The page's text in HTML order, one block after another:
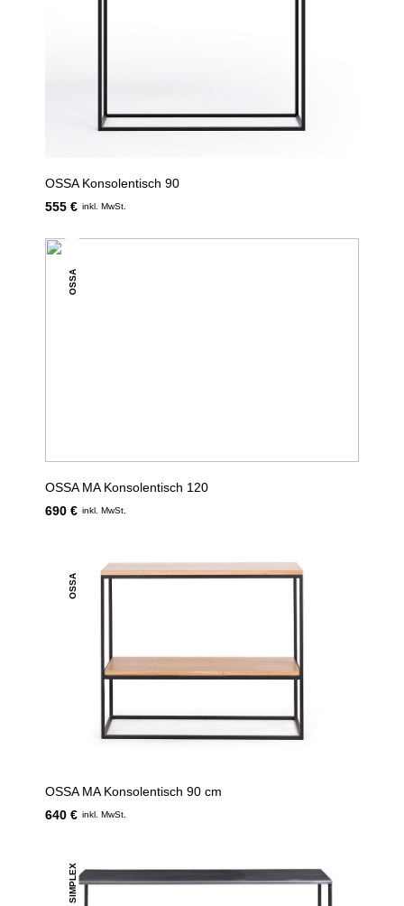
OSSA Konsolentisch 90
555 € inkl. MwSt.
OSSA
OSSA MA Konsolentisch 120
690 € inkl. MwSt.
OSSA
OSSA MA Konsolentisch 90 cm
640 € inkl. MwSt.
SIMPLEX